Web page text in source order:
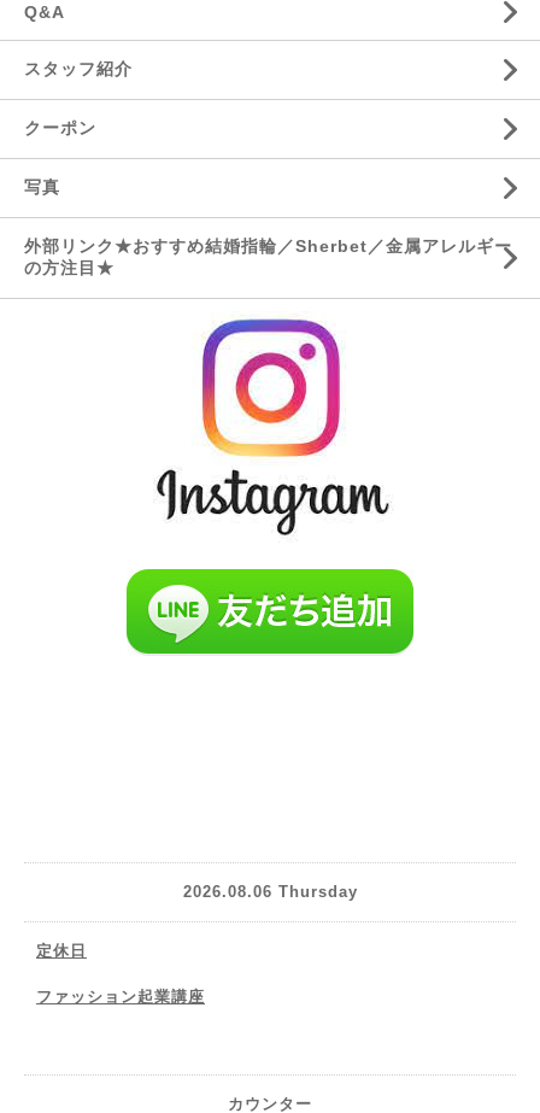
Q&A
スタッフ紹介
クーポン
写真
外部リンク★おすすめ結婚指輪／Sherbet／金属アレルギー
の方注目★
2026.08.06 Thursday
定休日
ファッション起業講座
カウンター